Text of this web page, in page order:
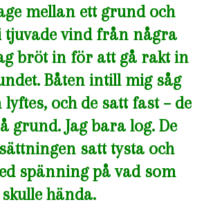
mellan ett grund och
tjuvade vind från några
bröt in för att gå rakt in
Båten intill mig såg
och de satt fast – de
grund. Jag bara log. De
satt tysta och
spänning på vad som
skulle hända.